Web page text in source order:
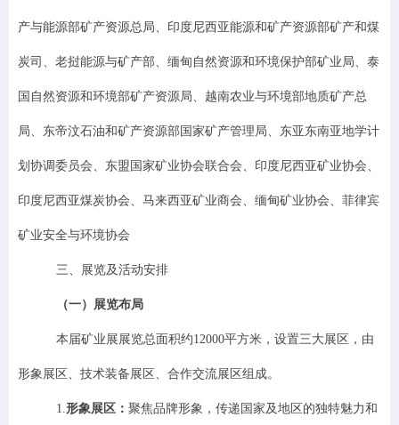
产与能源部矿产资源总局、印度尼西亚能源和矿产资源部矿产和煤
炭司、老挝能源与矿产部、缅甸自然资源和环境保护部矿业局、泰
国自然资源和环境部矿产资源局、越南农业与环境部地质矿产总
局、东帝汶石油和矿产资源部国家矿产管理局、东亚东南亚地学计
划协调委员会、东盟国家矿业协会联合会、印度尼西亚矿业协会、
印度尼西亚煤炭协会、马来西亚矿业商会、缅甸矿业协会、菲律宾
矿业安全与环境协会
三 展览及活动安排
（一） 展览布局
本届矿业展 展览总面积约1 2000平方米 ， 设置三大展区， 由
形象展区、 技术装备 展区、 合作交流展区组成。
1. 形象展区 ： 聚焦品牌形象，传递国家及地区 的独特魅力和